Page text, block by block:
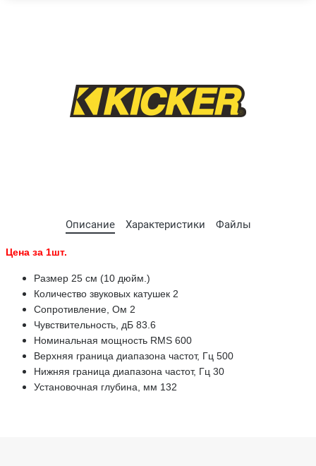
Описание Характеристики Файлы
Цена за 1шт.
Размер 25 см (10 дюйм.)
Количество звуковых катушек 2
Сопротивление, Ом 2
Чувствительность, дБ 83.6
Номинальная мощность RMS 600
Верхняя граница диапазона частот, Гц 500
Нижняя граница диапазона частот, Гц 30
Установочная глубина, мм 132